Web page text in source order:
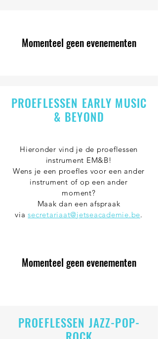
Momenteel geen evenementen
PROEFLESSEN EARLY MUSIC
& BEYOND
Hieronder vind je de proeflessen
instrument EM&B!
Wens je een proefles voor een ander
instrument of op een ander
moment?
Maak dan een afspraak
viasecretariaat@jetseacademie.be.
Momenteel geen evenementen
PROEFLESSEN JAZZ-POP-